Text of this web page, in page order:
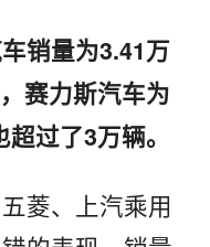
销量为3.41万
赛力斯汽车为
过了3万辆。
菱、上汽乘用